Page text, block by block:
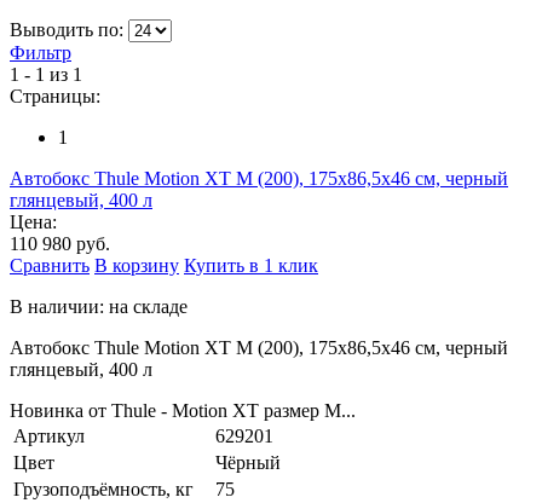
Выводить по:
Фильтр
1 - 1 из 1
Страницы:
1
Автобокс Thule Motion XT M (200), 175x86,5x46 см, черный
глянцевый, 400 л
Цена:
110 980 руб.
Сравнить В корзину Купить в 1 клик
В наличии: на складе
Автобокс Thule Motion XT M (200), 175x86,5x46 см, черный
глянцевый, 400 л
Новинка от Thule - Motion XT размер M...
Артикул
629201
Цвет
Чёрный
Грузоподъёмность, кг
75